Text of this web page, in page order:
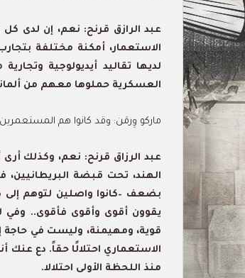
عبد الرازق قرنح: نعم، إن لدى
الاستعمار، أمكنة مختلفة
لديها تقاليد أيديولوجية
العسكرية حملوها معهم من
ماركو وِرمَن: وقد كانوا هم المستعمرين
عبد الرزاق قرنح: نعم، وكذلك
الهند، تحت قبضة البريطانيين،
بضعف –كانوا واصلين لتوهم إلى
يقوون أقوى وأقوى فأقوى.. وفي
قوية، ومهيمنة، وليست في حاجة
الاستعماري احتلالًا حقاً. دع عنك
منذ اللحظة الأولى احتلالا.